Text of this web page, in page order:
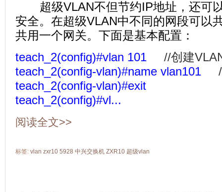
超级VLAN不但节约IP地址，还可
安全。在超级VLAN中不同的网段可以
共用一个网关。下面是基本配置：
teach_2(config)#vlan 101 //创建
teach_2(config-vlan)#name vlan101
//
teach_2(config-vlan)#exit
teach_2(config)#vl...
阅读全文>>
标签: vlan zxr10 5928 中兴交换机 ZXR10 超级vlan